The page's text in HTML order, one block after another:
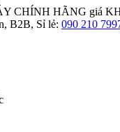
CHÍNH HÃNG giá
B2B, Sỉ lẻ: 090 210